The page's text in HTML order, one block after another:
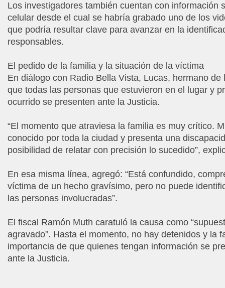
Los investigadores también cuentan con información
celular desde el cual se habría grabado uno de los
que podría resultar clave para avanzar en la
responsables.
El pedido de la familia y la situación de la víctima
En diálogo con Radio Bella Vista, Lucas, hermano de
que todas las personas que estuvieron en el lugar y
ocurrido se presenten ante la Justicia.
“El momento que atraviesa la familia es muy crítico.
conocido por toda la ciudad y presenta una
posibilidad de relatar con precisión lo sucedido”,
En esa misma línea, agregó: “Está confundido,
víctima de un hecho gravísimo, pero no puede
las personas involucradas”.
El fiscal Ramón Muth caratuló la causa como
agravado”. Hasta el momento, no hay detenidos y la
importancia de que quienes tengan información se
ante la Justicia.